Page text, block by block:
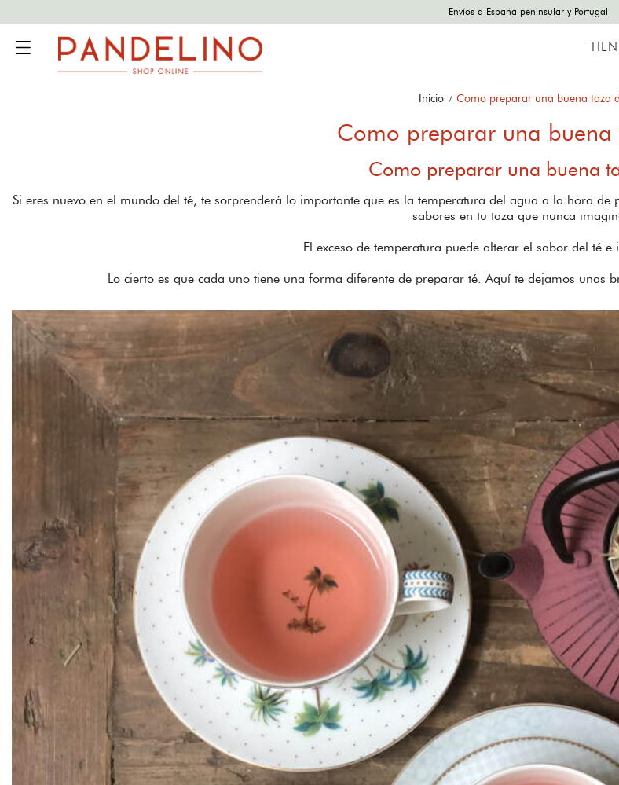
Envíos a España peninsular y Portugal
Inicio Como preparar una buena taza
Como preparar una buena
Como preparar una buena
Si eres nuevo en el mundo del té, te sorprenderá lo importante que es la temperatura del agua a la hora
sabores en tu taza que nunca
El exceso de temperatura puede alterar el sabor del té
Lo cierto es que cada uno tiene una forma diferente de preparar té. Aquí te dejamos unas